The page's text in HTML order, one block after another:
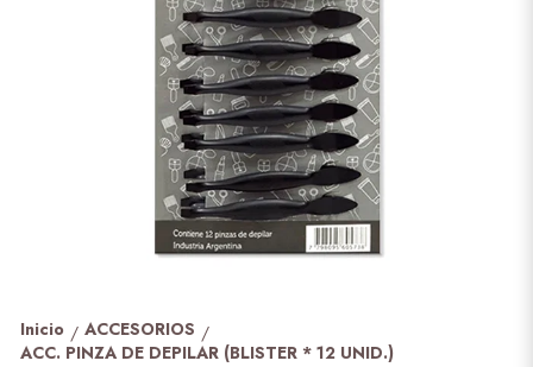
Inicio / ACCESORIOS /
ACC. PINZA DE DEPILAR (BLISTER * 12 UNID.)